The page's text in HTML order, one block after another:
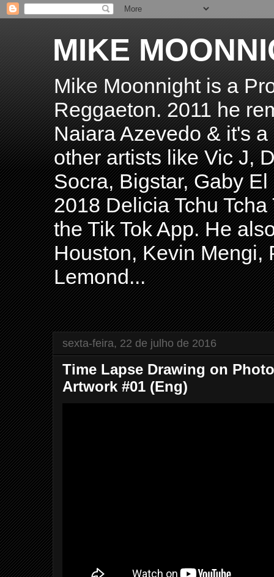
MIKE
Mike Moonnight is a
Reggaeton. 2011 he
Naiara Azevedo & it's
other artists like Vic J,
Socra, Bigstar, Gaby
2018 Delicia Tchu
the Tik Tok App. He
Houston, Kevin Mengi,
Lemond...
sexta-feira, 22 de julho de 2016
Time Lapse Drawing on
Artwork #01 (Eng)